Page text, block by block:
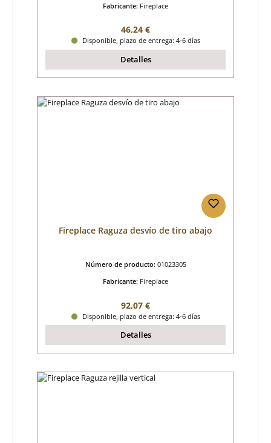
Fabricante: Fireplace
Precio normal:
46,24 €
Disponible, plazo de entrega: 4-6 días
Detalles
Fireplace Raguza desvío de tiro abajo
Número de producto: 01023305
Fabricante: Fireplace
Precio normal:
92,07 €
Disponible, plazo de entrega: 4-6 días
Detalles